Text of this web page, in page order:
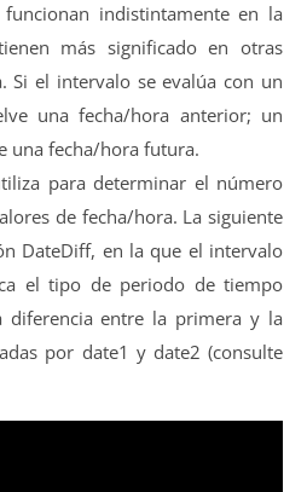
indistintamente en la
más significado en otras
Si el intervalo se evalúa con un
una fecha/hora anterior; un
una fecha/hora futura.
para determinar el número
de fecha/hora. La siguiente
DateDiff, en la que el intervalo
el tipo de periodo de tiempo
diferencia entre la primera y la
por date1 y date2 (consulte